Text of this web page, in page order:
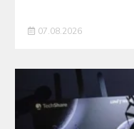
07.08.2026